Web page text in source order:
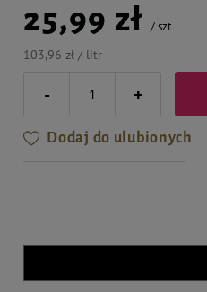
25,99 zł /szt.
103,96 zł / litr
- +
Dodaj do ulubionych